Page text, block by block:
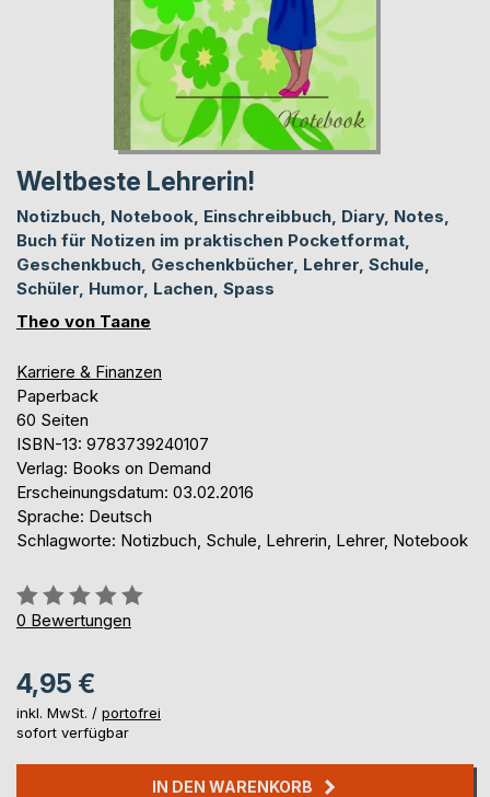
Weltbeste Lehrerin!
Notizbuch, Notebook, Einschreibbuch, Diary, Notes,
Buch für Notizen im praktischen Pocketformat,
Geschenkbuch, Geschenkbücher, Lehrer, Schule,
Schüler, Humor, Lachen, Spass
Theo von Taane
Karriere & Finanzen
Paperback
60 Seiten
ISBN-13: 9783739240107
Verlag: Books on Demand
Erscheinungsdatum: 03.02.2016
Sprache: Deutsch
Schlagworte: Notizbuch, Schule, Lehrerin, Lehrer, Notebook
Bewertung::
0%
0 Bewertungen
4,95 €
inkl. MwSt. / portofrei
sofort verfügbar
IN DEN WARENKORB